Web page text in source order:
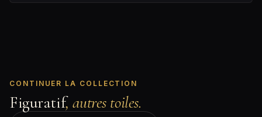
CONTINUER LA COLLECTION
Figuratif, autres toiles.